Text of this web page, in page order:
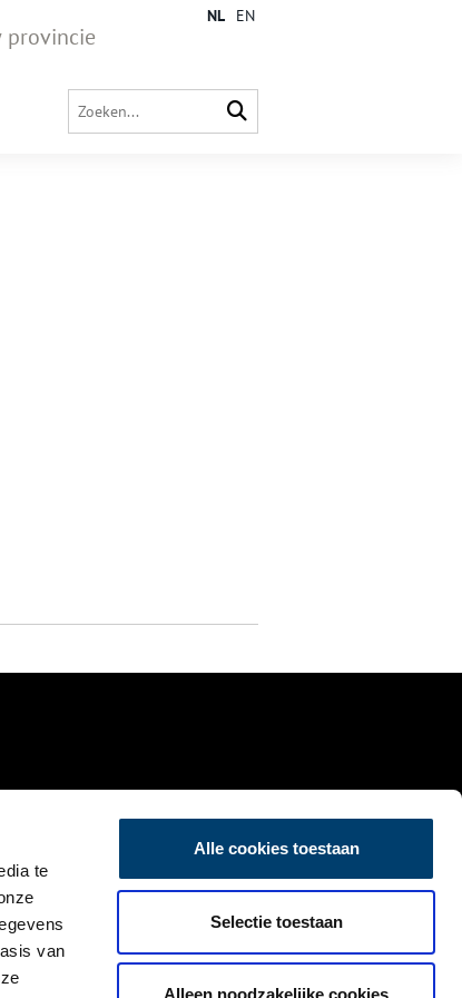
te
van
Alle cookies toestaan
Selectie toestaan
Alleen noodzakelijke cookies
provincie
NL EN